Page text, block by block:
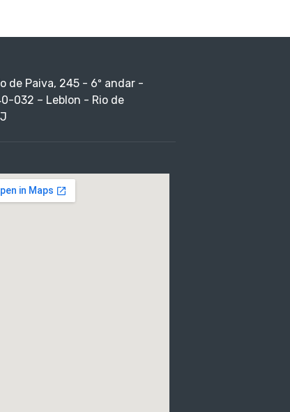
de Paiva, 245 - 6º andar -
032 – Leblon - Rio de